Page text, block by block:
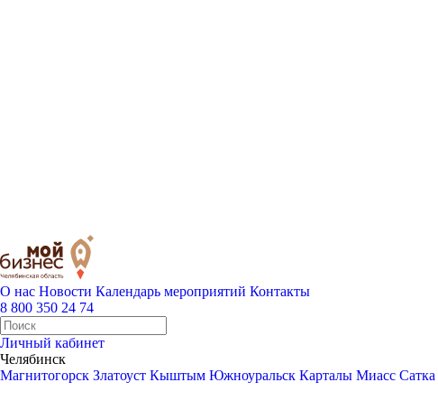
О нас Новости Календарь мероприятий Контакты
8 800 350 24 74
Личный кабинет
Челябинск
Магнитогорск Златоуст Кыштым Южноуральск Карталы Миасс Сатка